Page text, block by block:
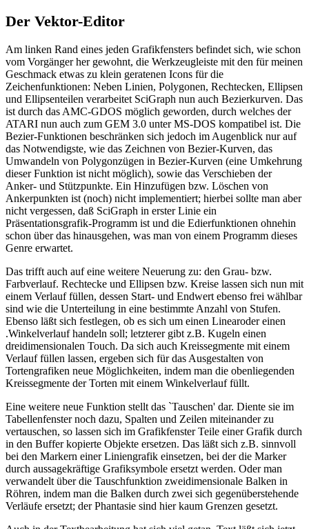
Der Vektor-Editor
Am linken Rand eines jeden Grafikfensters befindet sich, wie schon
vom Vorgänger her gewohnt, die Werkzeugleiste mit den für meinen
Geschmack etwas zu klein geratenen Icons für die
Zeichenfunktionen: Neben Linien, Polygonen, Rechtecken, Ellipsen
und Ellipsenteilen verarbeitet SciGraph nun auch Bezierkurven. Das
ist durch das AMC-GDOS möglich geworden, durch welches der
ATARI nun auch zum GEM 3.0 unter MS-DOS kompatibel ist. Die
Bezier-Funktionen beschränken sich jedoch im Augenblick nur auf
das Notwendigste, wie das Zeichnen von Bezier-Kurven, das
Umwandeln von Polygonzügen in Bezier-Kurven (eine Umkehrung
dieser Funktion ist nicht möglich), sowie das Verschieben der
Anker- und Stützpunkte. Ein Hinzufügen bzw. Löschen von
Ankerpunkten ist (noch) nicht implementiert; hierbei sollte man aber
nicht vergessen, daß SciGraph in erster Linie ein
Präsentationsgrafik-Programm ist und die Edierfunktionen ohnehin
schon über das hinausgehen, was man von einem Programm dieses
Genre erwartet.
Das trifft auch auf eine weitere Neuerung zu: den Grau- bzw.
Farbverlauf. Rechtecke und Ellipsen bzw. Kreise lassen sich nun mit
einem Verlauf füllen, dessen Start- und Endwert ebenso frei wählbar
sind wie die Unterteilung in eine bestimmte Anzahl von Stufen.
Ebenso läßt sich festlegen, ob es sich um einen Linearoder einen
.Winkelverlauf handeln soll; letzterer gibt z.B. Kugeln einen
dreidimensionalen Touch. Da sich auch Kreissegmente mit einem
Verlauf füllen lassen, ergeben sich für das Ausgestalten von
Tortengrafiken neue Möglichkeiten, indem man die obenliegenden
Kreissegmente der Torten mit einem Winkelverlauf füllt.
Eine weitere neue Funktion stellt das `Tauschen' dar. Diente sie im
Tabellenfenster noch dazu, Spalten und Zeilen miteinander zu
vertauschen, so lassen sich im Grafikfenster Teile einer Grafik durch
in den Buffer kopierte Objekte ersetzen. Das läßt sich z.B. sinnvoll
bei den Markern einer Liniengrafik einsetzen, bei der die Marker
durch aussagekräftige Grafiksymbole ersetzt werden. Oder man
verwandelt über die Tauschfunktion zweidimensionale Balken in
Röhren, indem man die Balken durch zwei sich gegenüberstehende
Verläufe ersetzt; der Phantasie sind hier kaum Grenzen gesetzt.